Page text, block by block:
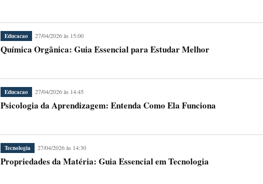
Educacao 27/04/2026 às 15:00
Química Orgânica: Guia Essencial para Estudar Melhor
Educacao 27/04/2026 às 14:45
Psicologia da Aprendizagem: Entenda Como Ela Funciona
Tecnologia 27/04/2026 às 14:30
Propriedades da Matéria: Guia Essencial em Tecnologia